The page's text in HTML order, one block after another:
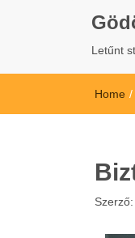
Letűnt
Home /
Szerző: